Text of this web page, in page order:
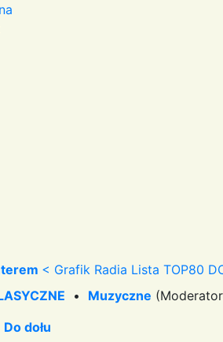
< Grafik Radia Lista TOP80
• Muzyczne
Do dołu